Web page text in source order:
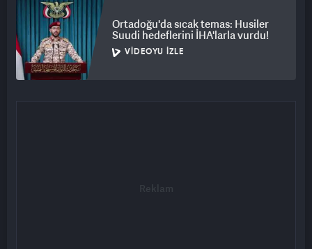
Ortadoğu'da sıcak temas: Husiler
Suudi hedeflerini İHA'larla vurdu!
VIDEOYU İZLE